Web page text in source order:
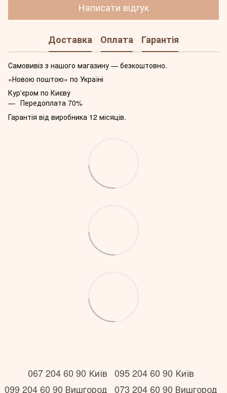
Написати відгук
Доставка Оплата Гарантія
Самовивіз з нашого магазину — безкоштовно.
«Новою поштою» по Україні
Кур'єром по Києву
Передоплата 70%
Гарантія від виробника 12 місяців.
067 204 60 90 Київ 095 204 60 90 Київ
099 204 60 90 Вишгород 073 204 60 90 Вишгород